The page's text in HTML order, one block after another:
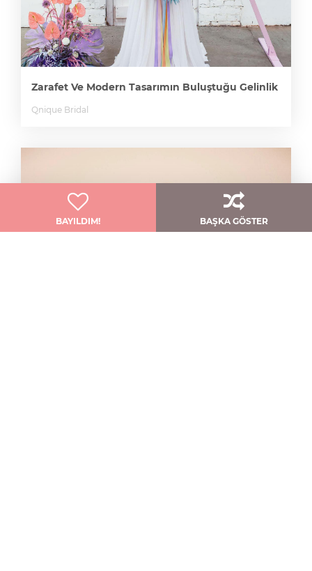
BAYILDIM! BAŞKA GÖSTER
Zarafet Ve Modern Tasarımın Buluştuğu Gelinlik
Qnique Bridal